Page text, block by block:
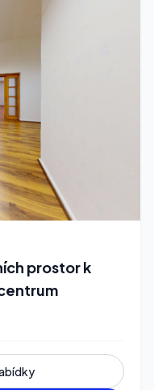
prostor k